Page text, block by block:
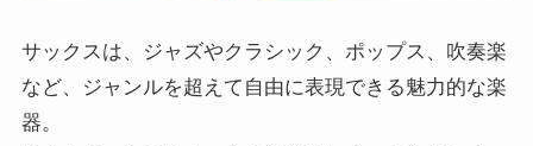
サックスは、ジャズやクラシック、ポップス、吹奏楽
など、ジャンルを超えて自由に表現できる魅力的な楽
器。